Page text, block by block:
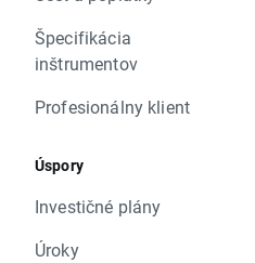
Špecifikácia
inštrumentov
Profesionálny klient
Úspory
Investičné plány
Úroky